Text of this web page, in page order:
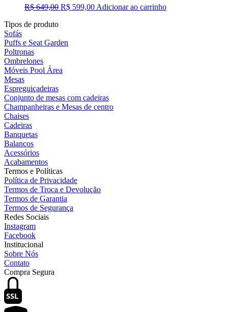
R$649,00 O
R$ 649,00.
R$ 599,00OAdicionar ao carrinho
Tipos de produto
Sofás
Puffs e Seat Garden
Poltronas
Ombrelones
Móveis Pool Área
Mesas
Espreguiçadeiras
Conjunto de mesas com cadeiras
Champanheiras e Mesas de centro
Chaises
Cadeiras
Banquetas
Balanços
Acessórios
Acabamentos
Termos e Políticas
Política de Privacidade
Termos de Troca e Devolução
Termos de Garantia
Termos de Segurança
Redes Sociais
Instagram
Facebook
Institucional
Sobre Nós
Contato
Compra Segura
SSL